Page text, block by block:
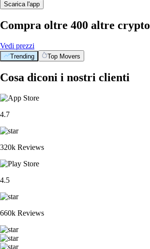
Scarica l'app
Compra oltre 400 altre crypto
Vedi prezzi
Trending Top Movers
Cosa diconi i nostri clienti
4.7
320k Reviews
4.5
660k Reviews